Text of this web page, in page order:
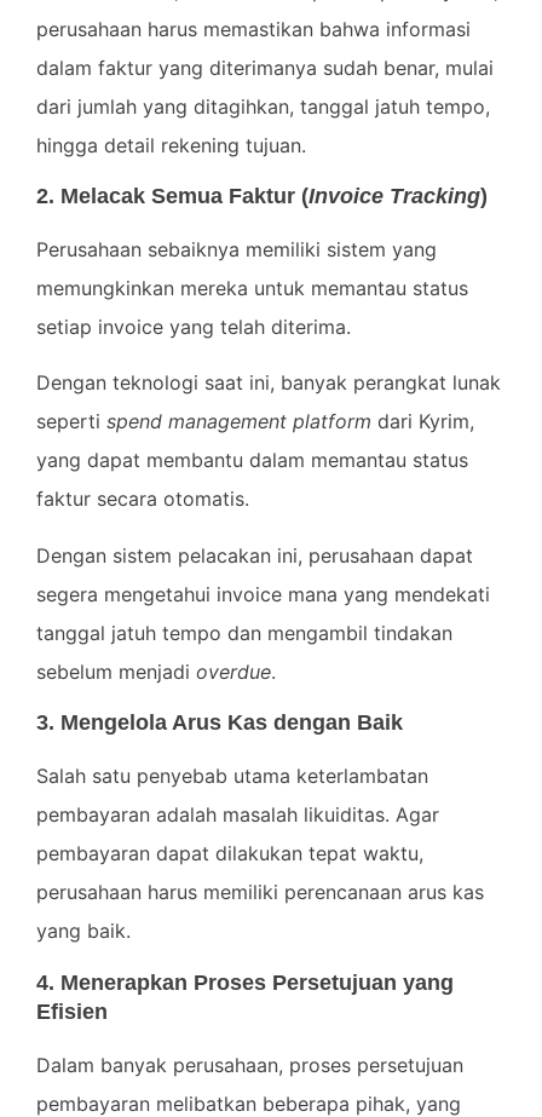
perusahaan harus memastikan bahwa informasi
dalam faktur yang diterimanya sudah benar, mulai
dari jumlah yang ditagihkan, tanggal jatuh tempo,
hingga detail rekening tujuan.
2. Melacak Semua Faktur (Invoice Tracking)
Perusahaan sebaiknya memiliki sistem yang
memungkinkan mereka untuk memantau status
setiap invoice yang telah diterima.
Dengan teknologi saat ini, banyak perangkat lunak
seperti spend management platform dari Kyrim,
yang dapat membantu dalam memantau status
faktur secara otomatis.
Dengan sistem pelacakan ini, perusahaan dapat
segera mengetahui invoice mana yang mendekati
tanggal jatuh tempo dan mengambil tindakan
sebelum menjadi overdue.
3. Mengelola Arus Kas dengan Baik
Salah satu penyebab utama keterlambatan
pembayaran adalah masalah likuiditas. Agar
pembayaran dapat dilakukan tepat waktu,
perusahaan harus memiliki perencanaan arus kas
yang baik.
4. Menerapkan Proses Persetujuan yang
Efisien
Dalam banyak perusahaan, proses persetujuan
pembayaran melibatkan beberapa pihak, yang